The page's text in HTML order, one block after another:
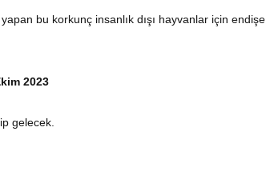
bu korkunç insanlık dışı hayvanlar için endişe
2023
gelecek.